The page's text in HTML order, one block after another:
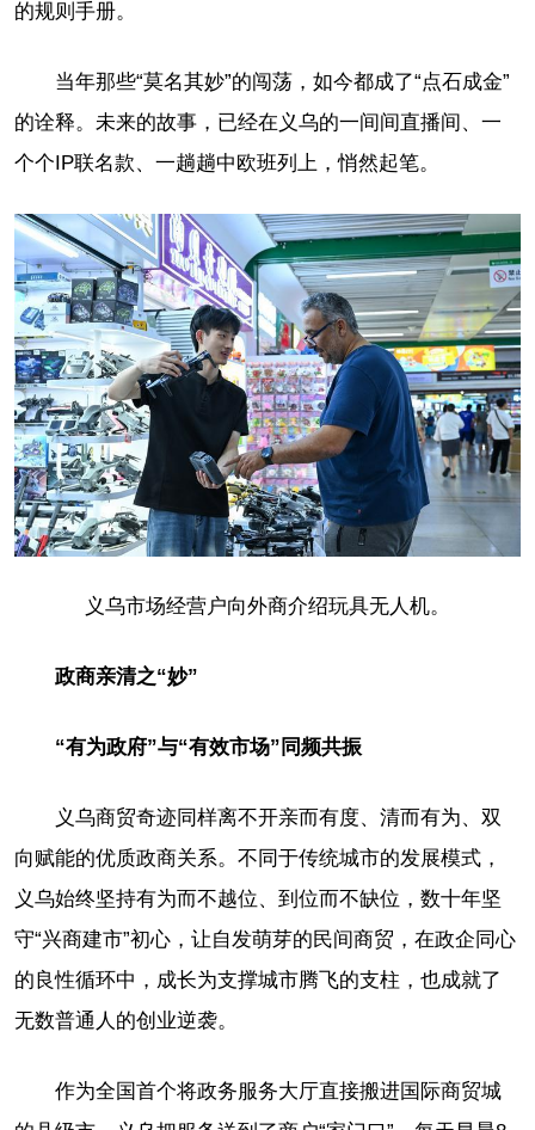
的规则手册。
当年那些“莫名其妙”的闯荡，如今都成了“点石成金”
的诠释。未来的故事，已经在义乌的一间间直播间、一
个个IP联名款、一趟趟中欧班列上，悄然起笔。
义乌市场经营户向外商介绍玩具无人机。
政商亲清之“妙”
“有为政府”与“有效市场”同频共振
义乌商贸奇迹同样离不开亲而有度、清而有为、双
向赋能的优质政商关系。不同于传统城市的发展模式，
义乌始终坚持有为而不越位、到位而不缺位，数十年坚
守“兴商建市”初心，让自发萌芽的民间商贸，在政企同心
的良性循环中，成长为支撑城市腾飞的支柱，也成就了
无数普通人的创业逆袭。
作为全国首个将政务服务大厅直接搬进国际商贸城